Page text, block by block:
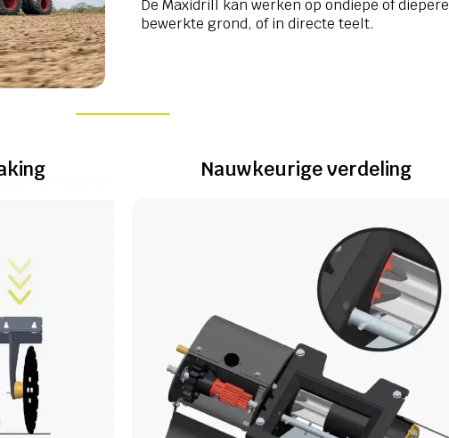
De Maxidrill kan werken op ondiepe of diepere
bewerkte grond, of in directe teelt.
Nauwkeurige verdeling